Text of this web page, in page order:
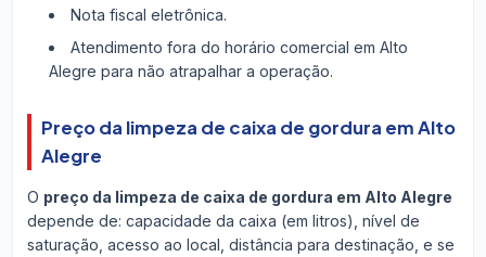
Nota fiscal eletrônica.
Atendimento fora do horário comercial em Alto
Alegre para não atrapalhar a operação.
Preço da limpeza de caixa de gordura em Alto
Alegre
O preço da limpeza de caixa de gordura em Alto Alegre
depende de: capacidade da caixa (em litros), nível de
saturação, acesso ao local, distância para destinação, e se